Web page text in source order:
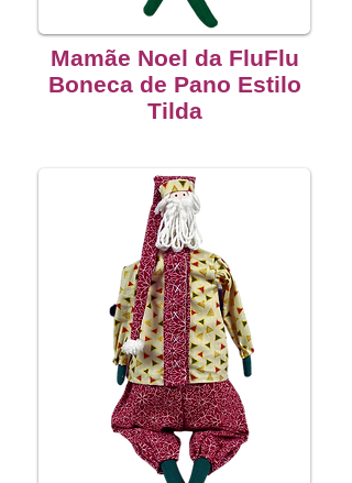
Mamãe Noel da FluFlu
Boneca de Pano Estilo
Tilda